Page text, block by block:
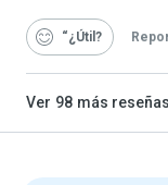
“¿Útil
Ver 98 más reseñas